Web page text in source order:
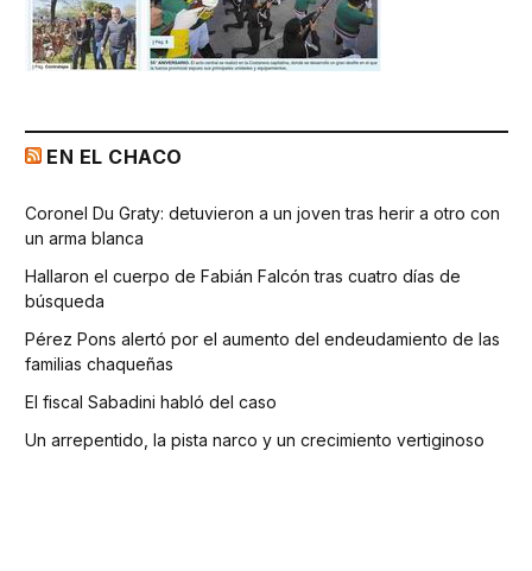
EN EL CHACO
Coronel Du Graty: detuvieron a un joven tras herir a otro con
un arma blanca
Hallaron el cuerpo de Fabián Falcón tras cuatro días de
búsqueda
Pérez Pons alertó por el aumento del endeudamiento de las
familias chaqueñas
El fiscal Sabadini habló del caso
Un arrepentido, la pista narco y un crecimiento vertiginoso